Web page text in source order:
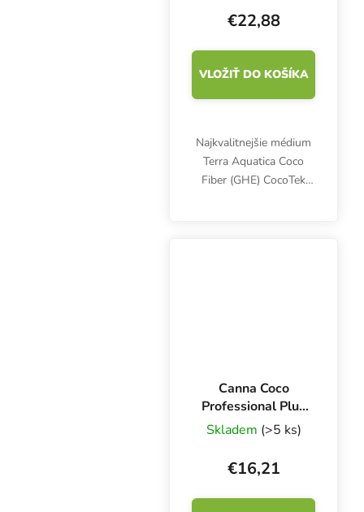
€22,88
VLOŽIŤ DO KOŠÍKA
Najkvalitnejšie médium
Terra Aquatica Coco
Fiber (GHE) CocoTek
Canna Coco
Professional Plus
50 l, kokosový
substrát
Skladem (>5 ks)
€16,21